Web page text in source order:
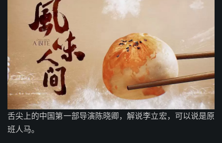
舌尖上的中国第一部导演陈晓卿，解说李立宏，可以说是原
班人马。